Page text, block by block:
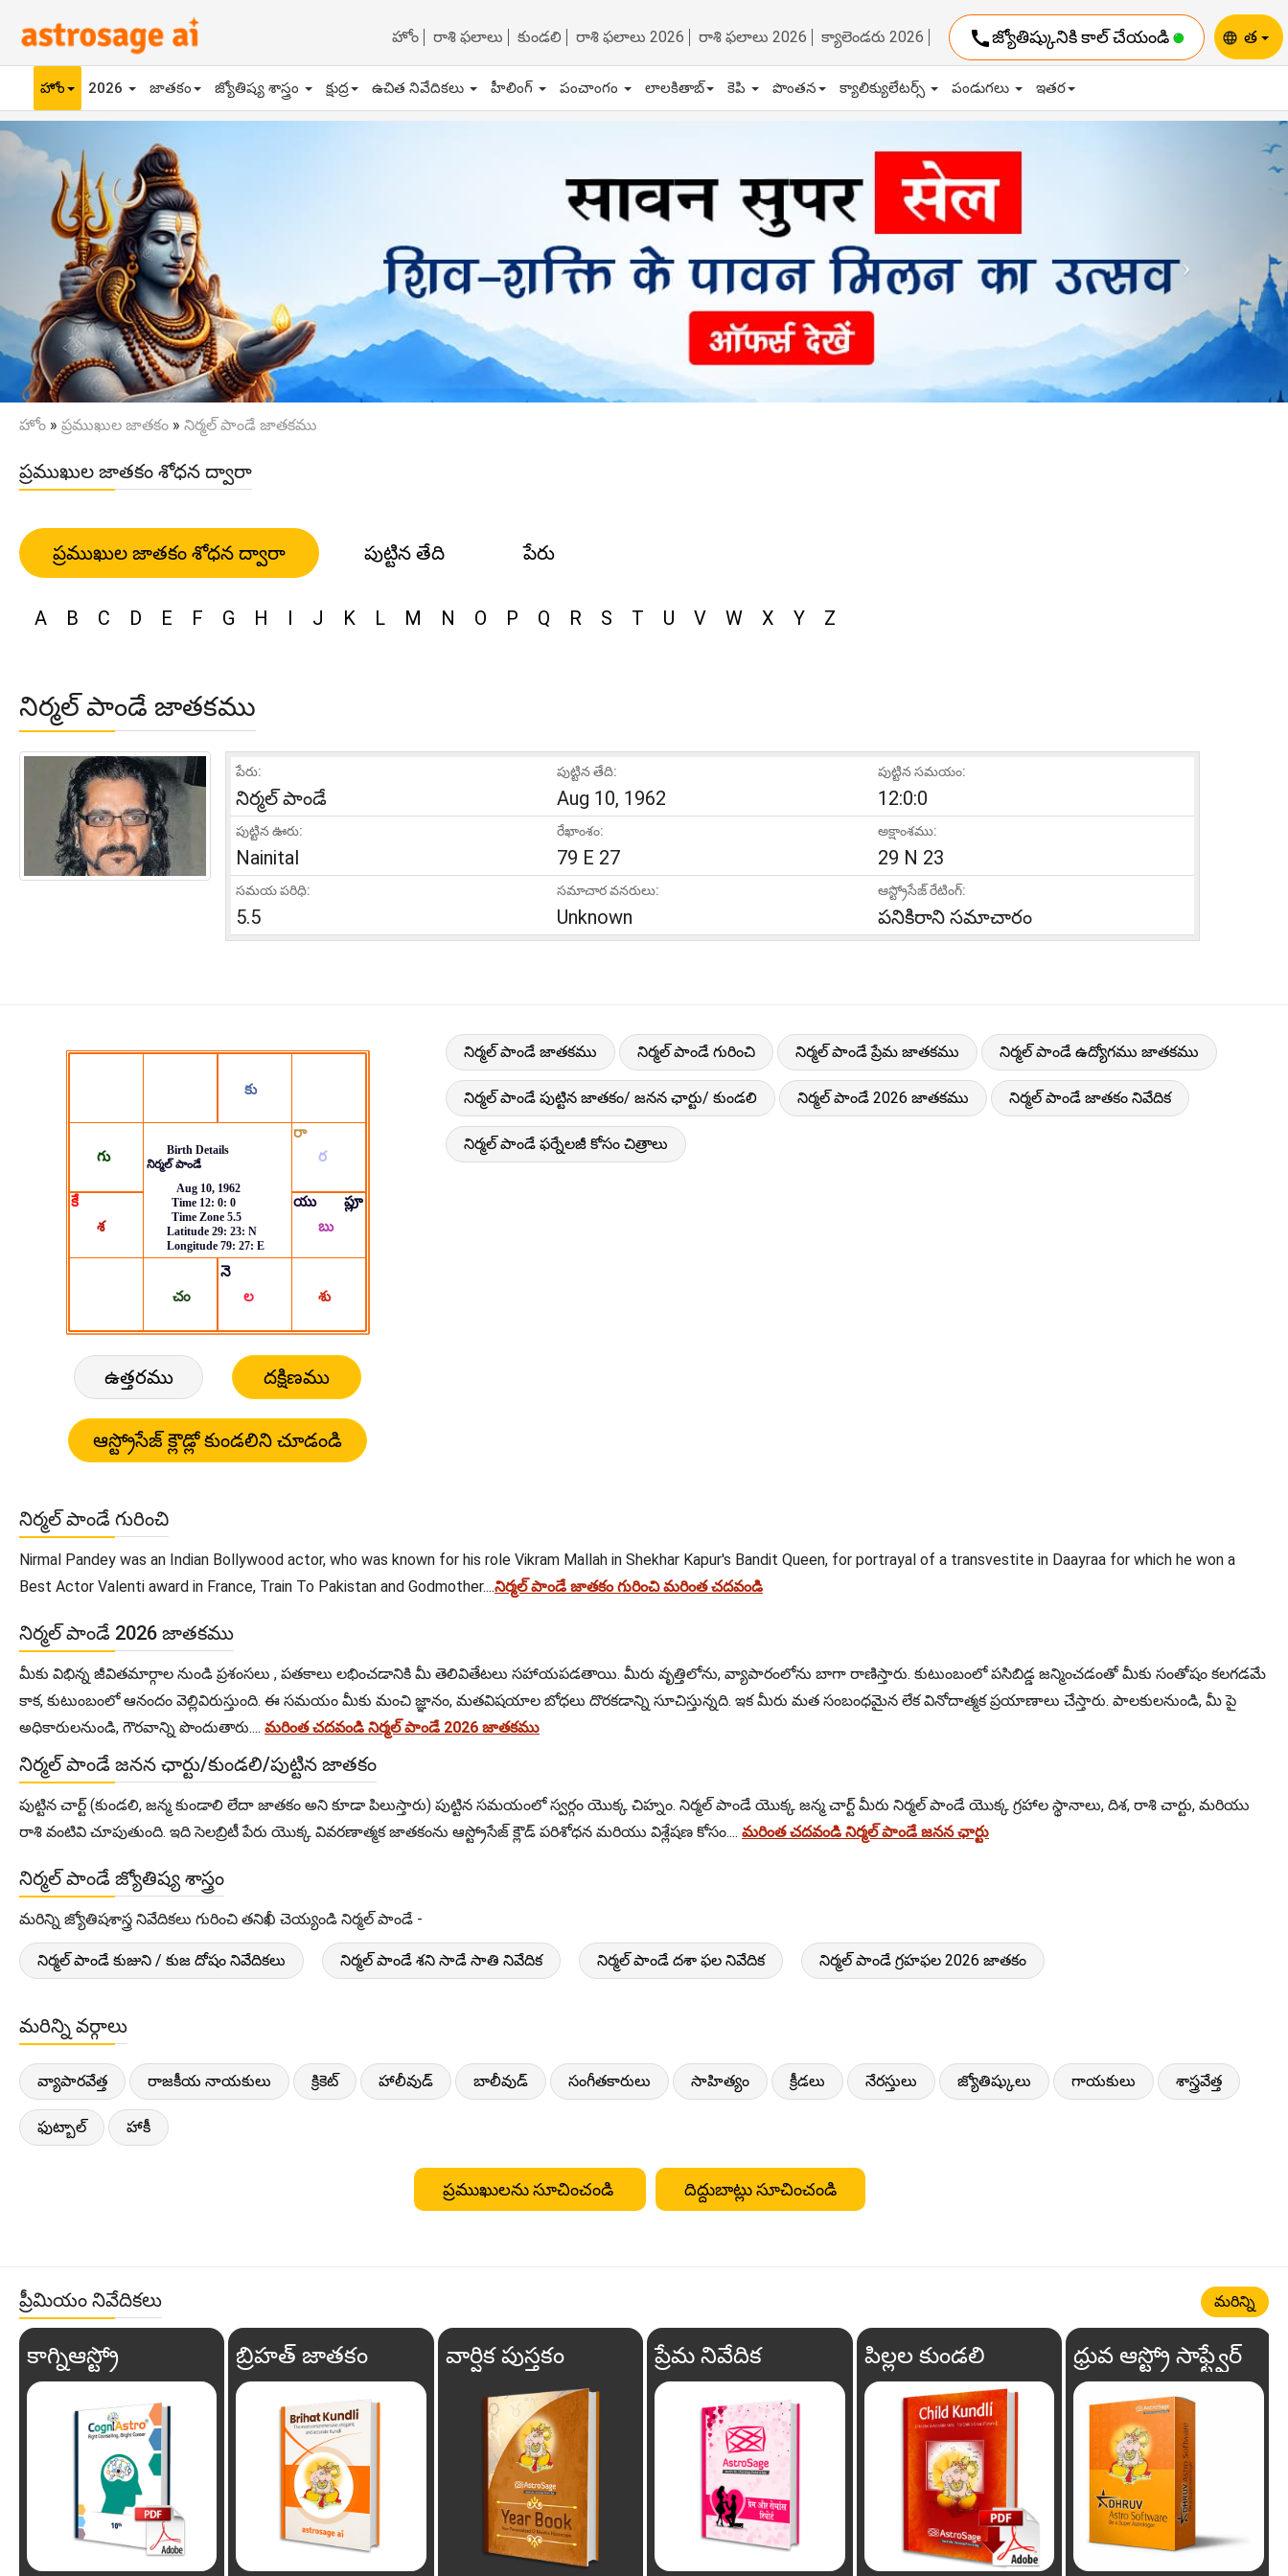
హోం రాశి ఫలాలు కుండలి రాశి ఫలాలు 2026 రాశి ఫలాలు 2026 క్యాలెండరు 2026 callజ్యోతిష్కునికి కాల్ చేయండి language త
హోం 2026 జాతకం జ్యోతిష్య శాస్త్రం క్షుద్ర ఉచిత నివేదికలు హీలింగ్ పంచాంగం లాలకితాబ్ కెపి పొంతన క్యాలిక్యులేటర్స్ పండుగలు ఇతర
Previous
హోం » ప్రముఖుల జాతకం » నిర్మల్ పాండే జాతకము
ప్రముఖుల జాతకం శోధన ద్వారా
ప్రముఖుల జాతకం శోధన ద్వారా పుట్టిన తేది పేరు
A B C D E F G H I J K L M N O P Q R S T U V W X Y Z
నిర్మల్ పాండే జాతకము
పేరు:
నిర్మల్ పాండే
పుట్టిన తేది:
Aug 10, 1962
పుట్టిన సమయం:
12:0:0
పుట్టిన ఊరు:
Nainital
రేఖాంశం:
79 E 27
అక్షాంశము:
29 N 23
సమయ పరిధి:
5.5
సమాచార వనరులు:
Unknown
ఆస్ట్రోసేజ్ రేటింగ్:
పనికిరాని సమాచారం
ఉత్తరము దక్షిణము
నిర్మల్ పాండే జాతకము నిర్మల్ పాండే గురించి నిర్మల్ పాండే ప్రేమ జాతకము నిర్మల్ పాండే ఉద్యోగము జాతకము
నిర్మల్ పాండే పుట్టిన జాతకం/ జనన ఛార్టు/ కుండలి నిర్మల్ పాండే 2026 జాతకము నిర్మల్ పాండే జాతకం నివేదిక
నిర్మల్ పాండే ఫర్నేలజీ కోసం చిత్రాలు
నిర్మల్ పాండే గురించి
Nirmal Pandey was an Indian Bollywood actor, who was known for his role Vikram Mallah in Shekhar Kapur's Bandit Queen, for portrayal of a transvestite in Daayraa for which he won a
Best Actor Valenti award in France, Train To Pakistan and Godmother....నిర్మల్ పాండే జాతకం గురించి మరింత చదవండి
నిర్మల్ పాండే 2026 జాతకము
మీకు విభిన్న జీవితమార్గాల నుండి ప్రశంసలు , పతకాలు లభించడానికి మీ తెలివితేటలు సహాయపడతాయి. మీరు వృత్తిలోను, వ్యాపారంలోను బాగా రాణిస్తారు. కుటుంబంలో పసిబిడ్డ జన్మించడంతో మీకు సంతోషం కలగడమే
కాక, కుటుంబంలో ఆనందం వెల్లివిరుస్తుంది. ఈ సమయం మీకు మంచి జ్ఞానం, మతవిషయాల బోధలు దొరకడాన్ని సూచిస్తున్నది. ఇక మీరు మత సంబంధమైన లేక వినోదాత్మక ప్రయాణాలు చేస్తారు. పాలకులనుండి, మీ పై
అధికారులనుండి, గౌరవాన్ని పొందుతారు.... మరింత చదవండి నిర్మల్ పాండే 2026 జాతకము
నిర్మల్ పాండే జనన ఛార్టు/కుండలి/పుట్టిన జాతకం
పుట్టిన చార్ట్ (కుండలి, జన్మ కుండాలి లేదా జాతకం అని కూడా పిలుస్తారు) పుట్టిన సమయంలో స్వర్గం యొక్క చిహ్నం. నిర్మల్ పాండే యొక్క జన్మ చార్ట్ మీరు నిర్మల్ పాండే యొక్క గ్రహాల స్థానాలు, దిశ, రాశి చార్టు, మరియు
రాశి వంటివి చూపుతుంది. ఇది సెలబ్రిటీ పేరు యొక్క వివరణాత్మక జాతకంను ఆస్ట్రోసేజ్ క్లౌడ్ పరిశోధన మరియు విశ్లేషణ కోసం.... మరింత చదవండి నిర్మల్ పాండే జనన ఛార్టు
నిర్మల్ పాండే జ్యోతిష్య శాస్త్రం
మరిన్ని జ్యోతిషశాస్త్ర నివేదికలు గురించి తనిఖీ చెయ్యండి నిర్మల్ పాండే -
నిర్మల్ పాండే కుజుని / కుజ దోషం నివేదికలు నిర్మల్ పాండే శని సాడే సాతి నివేదిక నిర్మల్ పాండే దశా ఫల నివేదిక నిర్మల్ పాండే గ్రహఫల 2026 జాతకం
మరిన్ని వర్గాలు
వ్యాపారవేత్త రాజకీయ నాయకులు క్రికెట్ హాలీవుడ్ బాలీవుడ్ సంగీతకారులు సాహిత్యం క్రీడలు నేరస్తులు జ్యోతిష్కులు గాయకులు శాస్త్రవేత్త
ఫుట్బాల్ హాకీ
ప్రముఖులను సూచించండి దిద్దుబాట్లు సూచించండి
ప్రీమియం నివేదికలు మరిన్ని
కాగ్నిఆస్ట్రో బ్రిహత్ జాతకం వార్షిక పుస్తకం ప్రేమ నివేదిక పిల్లల కుండలి ధ్రువ ఆస్ట్రో సాఫ్ట్వేర్